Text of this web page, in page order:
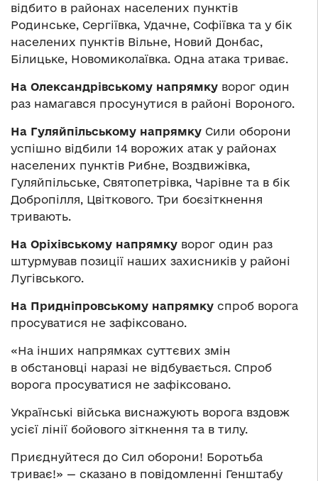
відбито в районах населених пунктів
Родинське, Сергіївка, Удачне, Софіївка та у бік
населених пунктів Вільне, Новий Донбас,
Білицьке, Новомиколаївка. Одна атака триває.
На Олександрівському напрямку ворог один
раз намагався просунутися в районі Вороного.
На Гуляйпільському напрямку Сили оборони
успішно відбили 14 ворожих атак у районах
населених пунктів Рибне, Воздвижівка,
Гуляйпільське, Святопетрівка, Чарівне та в бік
Добропілля, Цвіткового. Три боєзіткнення
тривають.
На Оріхівському напрямку ворог один раз
штурмував позиції наших захисників у районі
Лугівського.
На Придніпровському напрямку спроб ворога
просуватися не зафіксовано.
«На інших напрямках суттєвих змін
в обстановці наразі не відбувається. Спроб
ворога просуватися не зафіксовано.
Українські війська виснажують ворога вздовж
усієї лінії бойового зіткнення та в тилу.
Приєднуйтеся до Сил оборони! Боротьба
триває!» — сказано в повідомленні Генштабу